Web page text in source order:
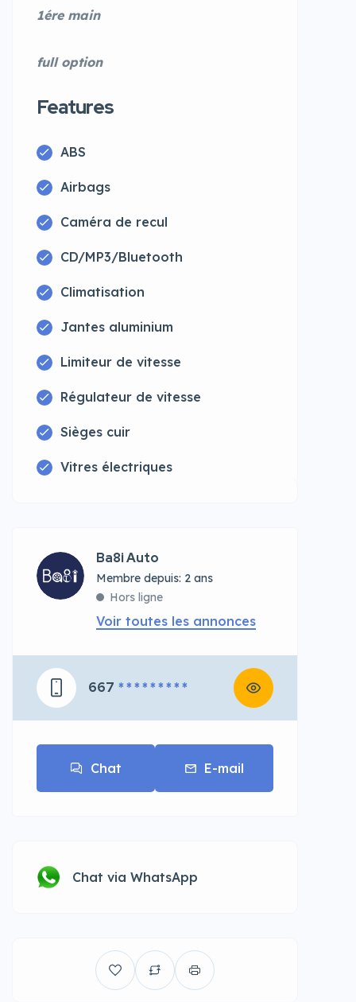
1ére main
full option
Features
ABS
Airbags
Caméra de recul
CD/MP3/Bluetooth
Climatisation
Jantes aluminium
Limiteur de vitesse
Régulateur de vitesse
Sièges cuir
Vitres électriques
Ba8i Auto
Membre depuis: 2 ans
Hors ligne
Voir toutes les annonces
667 * * * * * * * * *
Chat E-mail
Chat via WhatsApp